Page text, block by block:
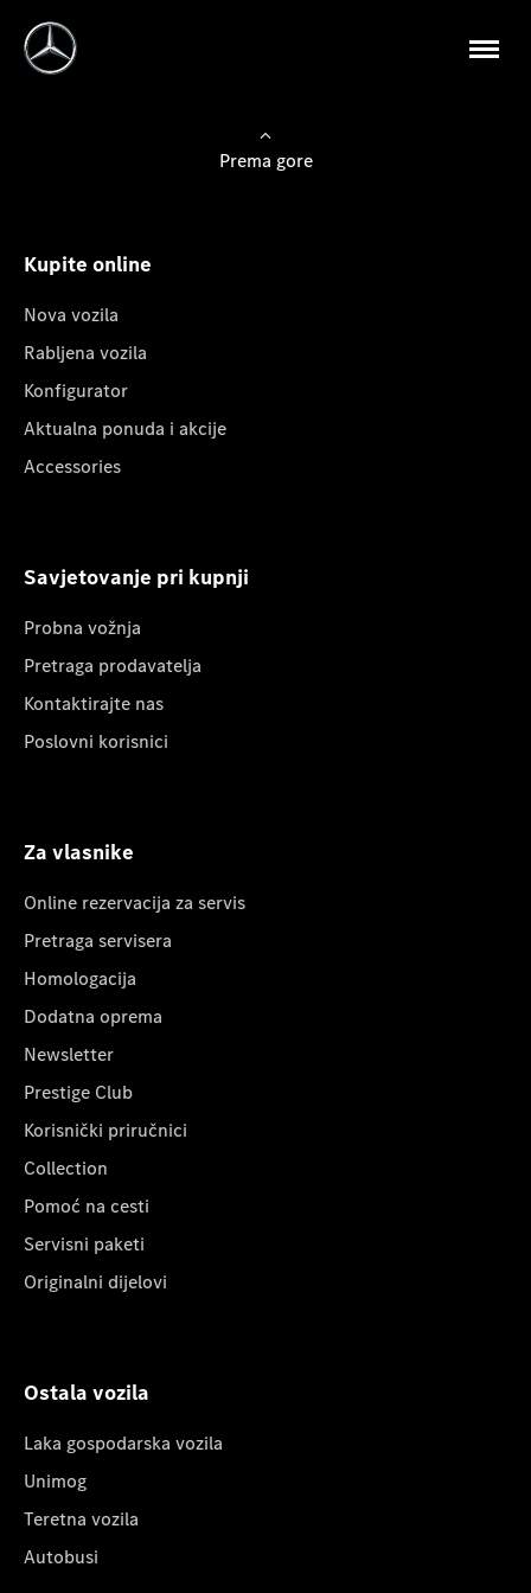
Prema gore
Kupite online
Nova vozila
Rabljena vozila
Konfigurator
Aktualna ponuda i akcije
Accessories
Savjetovanje pri kupnji
Probna vožnja
Pretraga prodavatelja
Kontaktirajte nas
Poslovni korisnici
Za vlasnike
Online rezervacija za servis
Pretraga servisera
Homologacija
Dodatna oprema
Newsletter
Prestige Club
Korisnički priručnici
Collection
Pomoć na cesti
Servisni paketi
Originalni dijelovi
Ostala vozila
Laka gospodarska vozila
Unimog
Teretna vozila
Autobusi